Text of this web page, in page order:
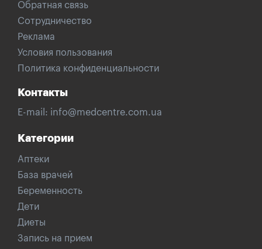
Обратная связь
Сотрудничество
Реклама
Условия пользования
Политика конфиденциальности
Контакты
E-mail: info@medcentre.com.ua
Категории
Аптеки
База врачей
Беременность
Дети
Диеты
Запись на прием